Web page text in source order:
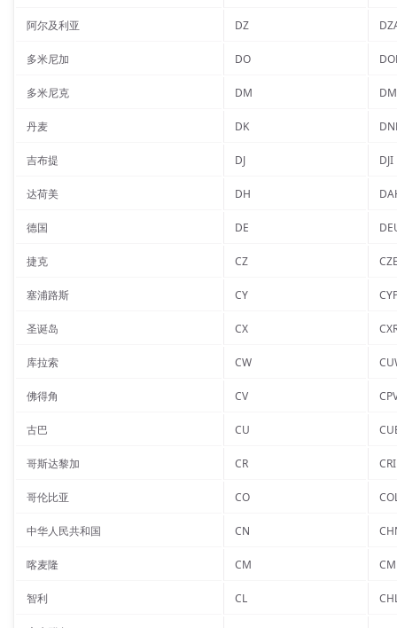
阿尔及利亚 DZ
多米尼加 DO
多米尼克 DM
丹麦 DK
吉布提 DJ DJI
达荷美 DH
德国 DE
捷克 CZ
塞浦路斯 CY
圣诞岛 CX
库拉索 CW
佛得角 CV
古巴 CU
哥斯达黎加 CR CRI
哥伦比亚 CO
中华人民共和国 CN
喀麦隆 CM
智利 CL